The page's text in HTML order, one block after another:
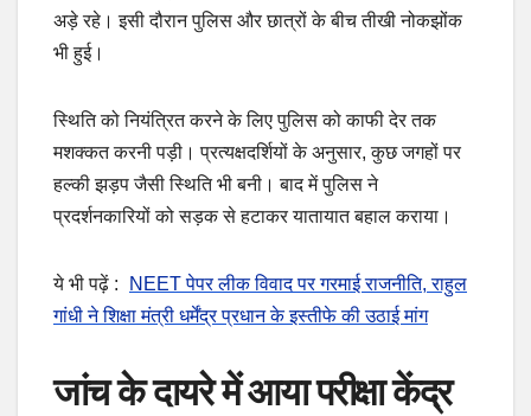
अड़े रहे। इसी दौरान पुलिस और छात्रों के बीच तीखी नोकझोंक
भी हुई।
स्थिति को नियंत्रित करने के लिए पुलिस को काफी देर तक
मशक्कत करनी पड़ी। प्रत्यक्षदर्शियों के अनुसार, कुछ जगहों पर
हल्की झड़प जैसी स्थिति भी बनी। बाद में पुलिस ने
प्रदर्शनकारियों को सड़क से हटाकर यातायात बहाल कराया।
ये भी पढ़ें :
NEET पेपर लीक विवाद पर गरमाई राजनीति, राहुल
गांधी ने शिक्षा मंत्री धर्मेंद्र प्रधान के इस्तीफे की उठाई मांग
जांच के दायरे में आया परीक्षा केंद्र